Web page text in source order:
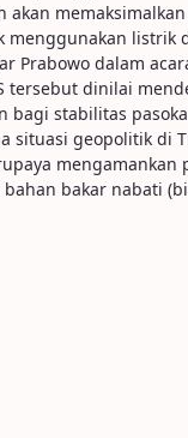
akan
dalam
tersebut dinilai
bagi stabilitas
situasi geopolitik di
bakar nabati